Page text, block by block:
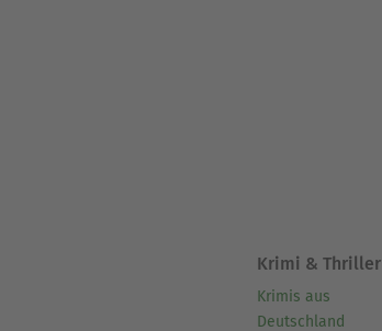
Krimi & Thriller
Krimis aus
Deutschland